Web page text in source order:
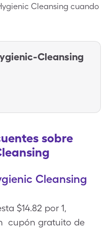
Cleansing cuando
Cleansing
sobre
Cleansing
$14.82 por 1,
cupón gratuito de